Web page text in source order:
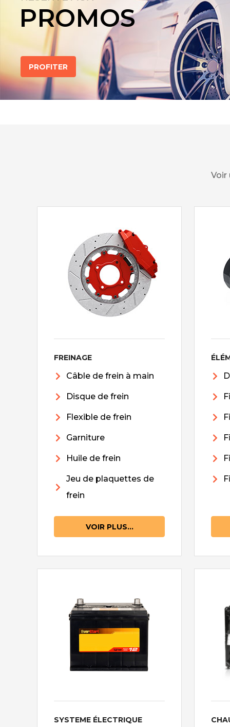
PROMOS
PROFITER
Voir
FREINAGE
Câble de frein à main
Disque de frein
Flexible de frein
Garniture
Huile de frein
Jeu de plaquettes de
frein
VOIR PLUS...
SYSTEME ÉLECTRIQUE